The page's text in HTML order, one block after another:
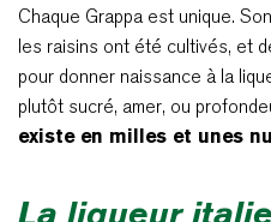
Chaque Grappa est unique.
les raisins ont été cultivés, et
pour donner naissance à la
plutôt sucré, amer, ou
existe en milles et unes
La liqueur